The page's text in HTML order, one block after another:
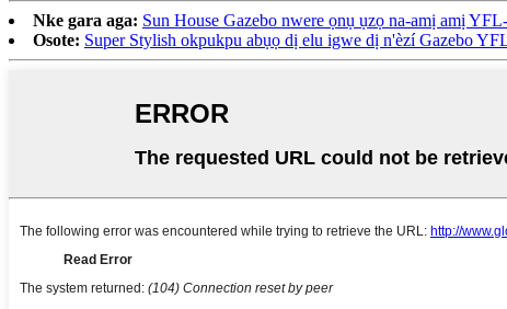
Nke gara aga: Sun House Gazebo nwere ọnụ ụzọ na-amị amị
Osote: Super Stylish okpukpu abụọ dị elu igwe dị n'èzí Gazebo